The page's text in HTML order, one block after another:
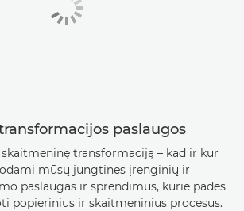
paslaugos
transformaciją – kad ir kur
mūsų jungtines įrenginių ir
paslaugas ir sprendimus, kurie padės
popierinius ir skaitmeninius procesus.